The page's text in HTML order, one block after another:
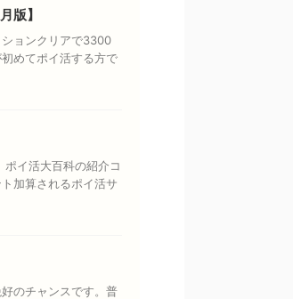
版】
ョンクリアで3300
めてポイ活する方で
イ活大百科の紹介コ
加算されるポイ活サ
のチャンスです。普